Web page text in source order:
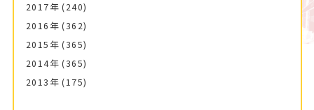
2017年 (240)
2016年 (362)
2015年 (365)
2014年 (365)
2013年 (175)